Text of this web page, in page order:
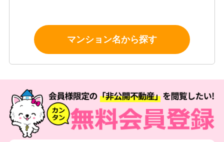
マンション名から探す